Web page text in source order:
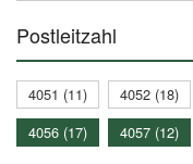
Postleitzahl
4051 (11) 4052 (18)
4056 (17)
4057 (12)